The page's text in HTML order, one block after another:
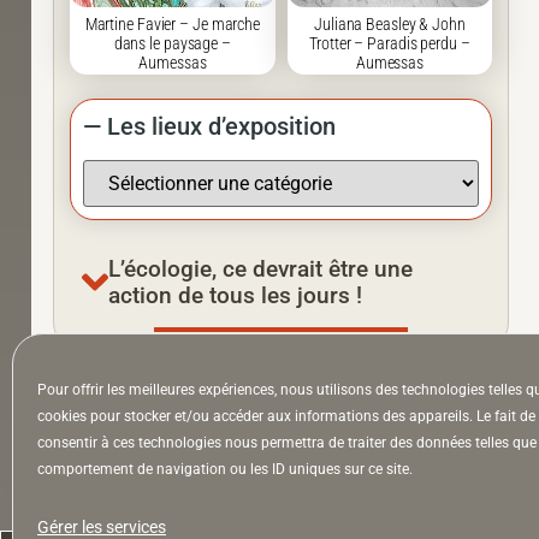
Pour offrir les meilleures expériences, nous utilisons des technologies telles
cookies pour stocker et/ou accéder aux informations des appareils. Le fait de
consentir à ces technologies nous permettra de traiter des données telles que
comportement de navigation ou les ID uniques sur ce site.
Gérer les services
Martine Favier – Je marche
dans le paysage –
Aumessas
Juliana Beasley & John
Trotter – Paradis perdu –
Aumessas
— Les lieux d’exposition
L’écologie, ce devrait être une
action de tous les jours !
À la Une Appel à auteurs Arts